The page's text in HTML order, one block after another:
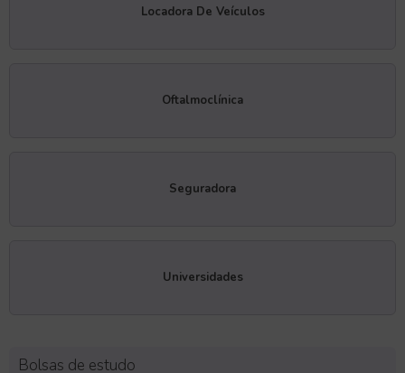
Locadora De Veículos
Oftalmoclínica
Seguradora
Universidades
Bolsas de estudo